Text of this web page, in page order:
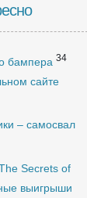
бампера 34
сайте
– самосвал
Secrets of
выигрыши